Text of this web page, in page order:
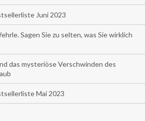
Juni 2023
Sagen Sie zu selten, was Sie wirklich
das mysteriöse Verschwinden des
Mai 2023